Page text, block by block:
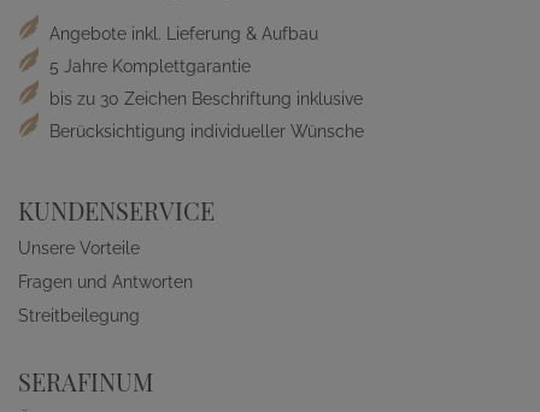
Angebote inkl. Lieferung & Aufbau
5 Jahre Komplettgarantie
bis zu 30 Zeichen Beschriftung inklusive
Berücksichtigung individueller Wünsche
KUNDENSERVICE
Unsere Vorteile
Fragen und Antworten
Streitbeilegung
SERAFINUM